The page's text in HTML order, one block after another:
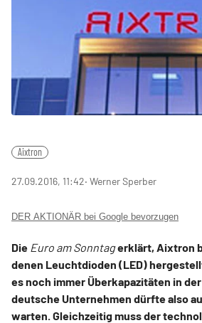
Aixtron
27.09.2016, 11:42‧ Werner Sperber
DER AKTIONÄR bei Google bevorzugen
Die Euro am Sonntagerklärt, Aixtron
denen Leuchtdioden (LED)
es noch immer Überkapazitäten in
deutsche Unternehmen dürfte also
warten. Gleichzeitig muss der